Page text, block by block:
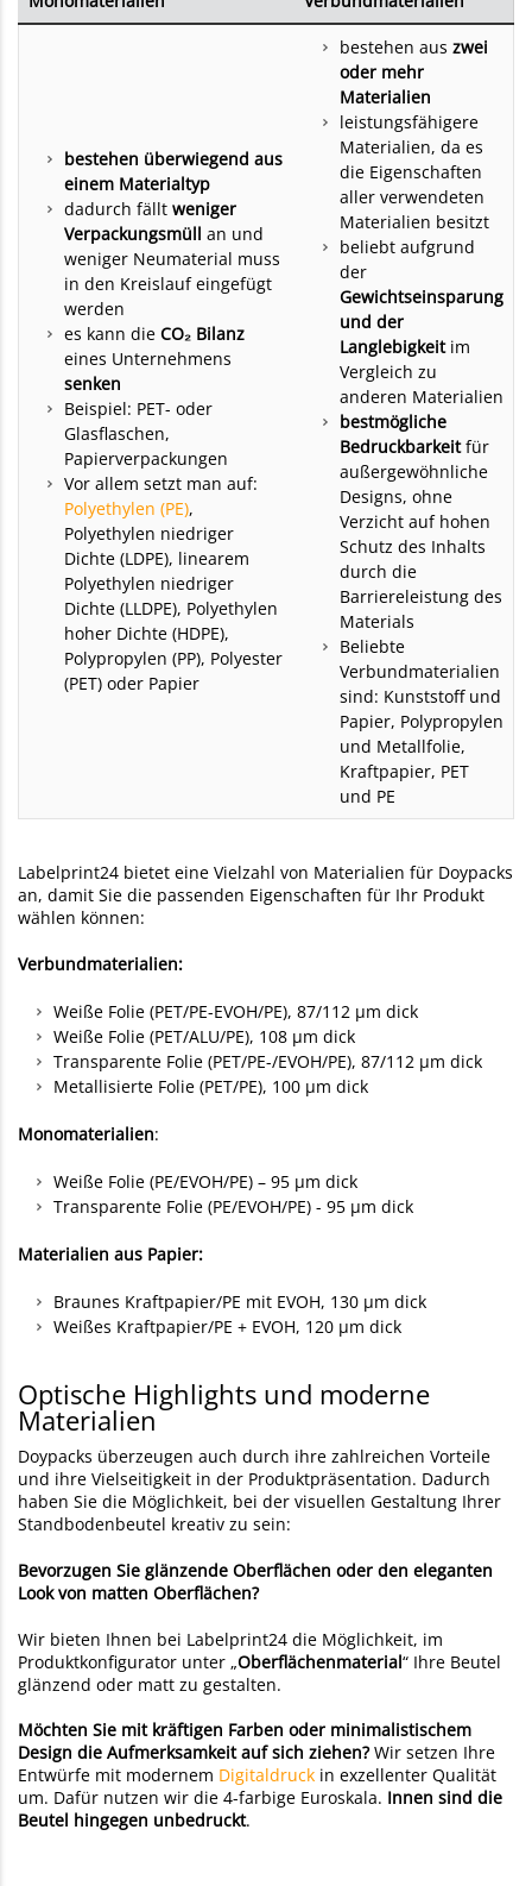
bestehen überwiegend aus
einem Materialtyp
dadurch fällt weniger
Verpackungsmüll an und
weniger Neumaterial muss
in den Kreislauf eingefügt
werden
es kann die CO₂ Bilanz
eines Unternehmens
senken
Beispiel: PET- oder
Glasflaschen,
Papierverpackungen
Vor allem setzt man auf:
Polyethylen (PE),
Polyethylen niedriger
Dichte (LDPE), linearem
Polyethylen niedriger
Dichte (LLDPE), Polyethylen
hoher Dichte (HDPE),
Polypropylen (PP), Polyester
(PET) oder Papier
bestehen aus zwei
oder mehr
Materialien
leistungsfähigere
Materialien, da es
die Eigenschaften
aller verwendeten
Materialien besitzt
beliebt aufgrund
der
Gewichtseinsparung
und der
Langlebigkeitim
Vergleich zu
anderen Materialien
bestmögliche
Bedruckbarkeitfür
außergewöhnliche
Designs, ohne
Verzicht auf hohen
Schutz des Inhalts
durch die
Barriereleistung des
Materials
Beliebte
Verbundmaterialien
sind: Kunststoff und
Papier, Polypropylen
und Metallfolie,
Kraftpapier, PET
und PE
Labelprint24 bietet eine Vielzahl von Materialien für Doypacks
an, damit Sie die passenden Eigenschaften für Ihr Produkt
wählen können:
Verbundmaterialien:
Weiße Folie (PET/PE-EVOH/PE), 87/112 µm dick
Weiße Folie (PET/ALU/PE), 108 µm dick
Transparente Folie (PET/PE-/EVOH/PE), 87/112 µm dick
Metallisierte Folie (PET/PE), 100 µm dick
Monomaterialien:
Weiße Folie (PE/EVOH/PE) – 95 µm dick
Transparente Folie (PE/EVOH/PE) - 95 µm dick
Materialien aus Papier:
Braunes Kraftpapier/PE mit EVOH, 130 µm dick
Weißes Kraftpapier/PE + EVOH, 120 µm dick
Optische Highlights und moderne
Materialien
Doypacks überzeugen auch durch ihre zahlreichen Vorteile
und ihre Vielseitigkeit in der Produktpräsentation. Dadurch
haben Sie die Möglichkeit, bei der visuellen Gestaltung Ihrer
Standbodenbeutel kreativ zu sein:
Bevorzugen Sie glänzende Oberflächen oder den eleganten
Look von matten Oberflächen?
Wir bieten Ihnen bei Labelprint24 die Möglichkeit, im
Produktkonfigurator unter „Oberflächenmaterial“ Ihre Beutel
glänzend oder matt zu gestalten.
Möchten Sie mit kräftigen Farben oder minimalistischem
Design die Aufmerksamkeit auf sich ziehen?Wir setzen Ihre
Entwürfe mit modernem Digitaldruck in exzellenter Qualität
um. Dafür nutzen wir die 4-farbige Euroskala. Innen sind die
Beutel hingegen unbedruckt.